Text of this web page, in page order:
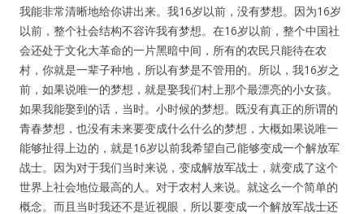
我能非常清晰地给你讲出来。我16岁以前，没有梦想。因为16岁
以前，整个社会结构不容许我有梦想。在16岁以前，整个中国社
会还处于文化大革命的一片黑暗中间，所有的农民只能待在农
村，你就是一辈子种地，所以有梦是不管用的。所以，我16岁之
前，如果说唯一的梦想，就是娶我们村上那个最漂亮的小女孩。
如果我能娶到的话，当时。小时候的梦想。既没有真正的所谓的
青春梦想，也没有未来要变成什么什么的梦想，大概如果说唯一
能够扯得上边的，就是16岁以前我希望自己能够变成一个解放军
战士。因为对于我们当时来说，变成解放军战士，就变成了这个
世界上社会地位最高的人。对于农村人来说。就这么一个简单的
概念。而且当时我还不是近视眼，所以要变成一个解放军战士还